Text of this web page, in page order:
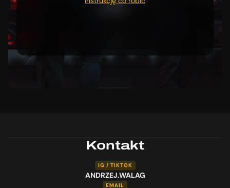
Kontakt
IG / TIKTOK
ANDRZEJ.WALAG
EMAIL